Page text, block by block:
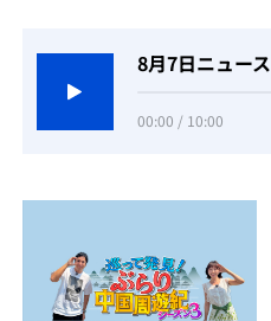
8月7日ニュース
00:00 / 10:00